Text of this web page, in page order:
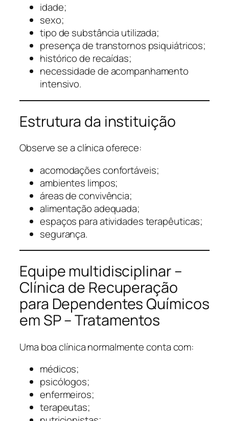
idade;
sexo;
tipo de substância utilizada;
presença de transtornos psiquiátricos;
histórico de recaídas;
necessidade de acompanhamento
intensivo.
Estrutura da instituição
Observe se a clínica oferece:
acomodações confortáveis;
ambientes limpos;
áreas de convivência;
alimentação adequada;
espaços para atividades terapêuticas;
segurança.
Equipe multidisciplinar –
Clínica de Recuperação
para Dependentes Químicos
em SP – Tratamentos
Uma boa clínica normalmente conta com:
médicos;
psicólogos;
enfermeiros;
terapeutas;